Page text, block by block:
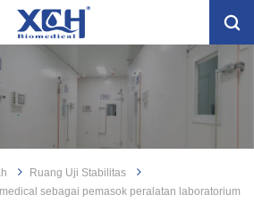
Ruang Uji Stabilitas
sebagai pemasok peralatan laboratorium